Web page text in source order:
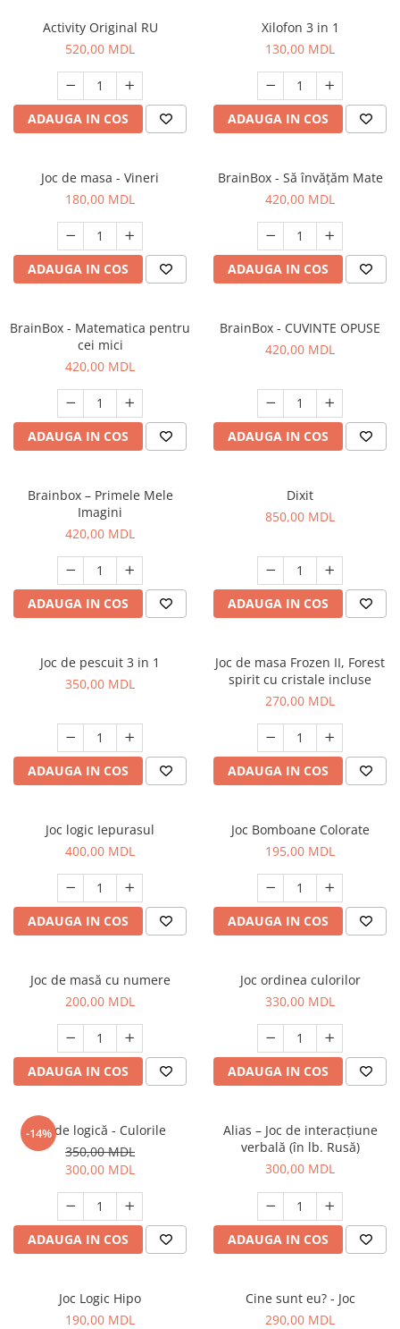
Activity Original RU
520,00 MDL
ADAUGA IN COS
Xilofon 3 in 1
130,00 MDL
ADAUGA IN COS
Joc de masa - Vineri
180,00 MDL
ADAUGA IN COS
BrainBox - Să învățăm Mate
420,00 MDL
ADAUGA IN COS
BrainBox - Matematica pentru
cei mici
420,00 MDL
ADAUGA IN COS
BrainBox - CUVINTE OPUSE
420,00 MDL
ADAUGA IN COS
Brainbox – Primele Mele
Imagini
420,00 MDL
ADAUGA IN COS
Dixit
850,00 MDL
ADAUGA IN COS
Joc de pescuit 3 in 1
350,00 MDL
ADAUGA IN COS
Joc de masa Frozen II, Forest
spirit cu cristale incluse
270,00 MDL
ADAUGA IN COS
Joc logic Iepurasul
400,00 MDL
ADAUGA IN COS
Joc Bomboane Colorate
195,00 MDL
ADAUGA IN COS
Joc de masă cu numere
200,00 MDL
ADAUGA IN COS
Joc ordinea culorilor
330,00 MDL
ADAUGA IN COS
-14%
Joc de logică - Culorile
350,00 MDL
300,00 MDL
ADAUGA IN COS
Alias – Joc de interacțiune
verbală (în lb. Rusă)
300,00 MDL
ADAUGA IN COS
Joc Logic Hipo
190,00 MDL
Cine sunt eu? - Joc
290,00 MDL